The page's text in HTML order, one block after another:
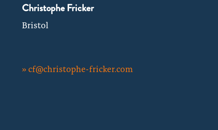
Christophe Fricker
Bristol
» cf@christophe-fricker.com